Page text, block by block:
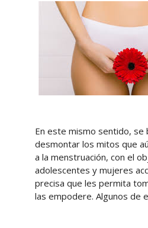
En este mismo sentido, se
desmontar los mitos que
a la menstruación, con el
adolescentes y mujeres
precisa que les permita
las empodere. Algunos de